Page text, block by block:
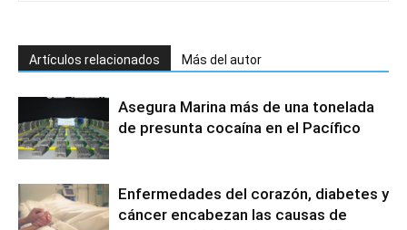
Artículos relacionados Más del autor
Asegura Marina más de una tonelada
de presunta cocaína en el Pacífico
Enfermedades del corazón, diabetes y
cáncer encabezan las causas de